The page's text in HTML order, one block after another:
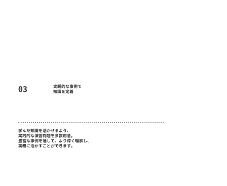
03
実践的な事例で
​知識を定着
学んだ知識を活かせるよう、
実践的な演習問題を多数用意。
豊富な事例を通して、より深く理解し、
実務に活かすことができます。